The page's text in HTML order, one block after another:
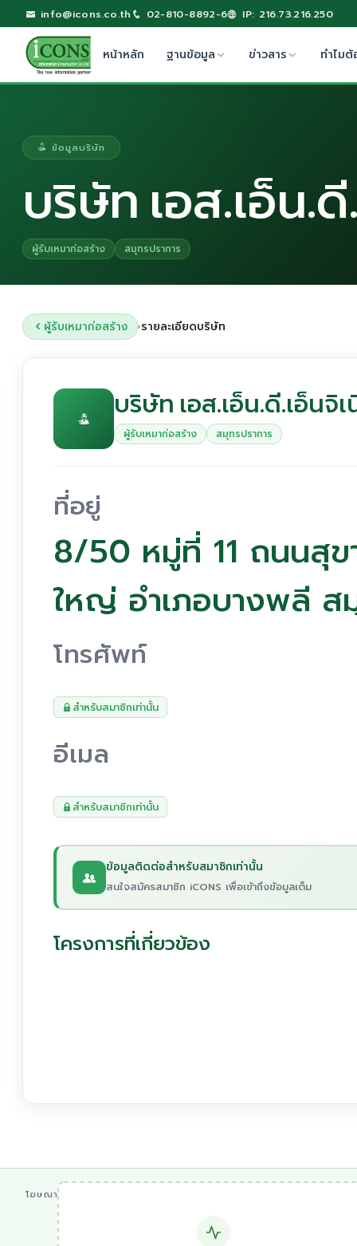
info@icons.co.th 02-810-8892-6 IP: 216.73.216.250
หน้าหลัก ฐานข้อมูล ข่าวสาร ทำไมต้
ข้อมูลบริษัท
บริษัท เอส.เอ็น.
ผู้รับเหมาก่อสร้าง สมุทรปราการ
ผู้รับเหมาก่อสร้าง ›รายละเอียดบริษัท
บริษัท เอส.เอ็น.ดี.เอ็นจิ
ผู้รับเหมาก่อสร้าง สมุทรปราการ
ที่อยู่
8/50 หมู่ที่ 11 ถนนสุ
ใหญ่ อำเภอบางพลี ส
โทรศัพท์
สำหรับสมาชิกเท่านั้น
อีเมล
สำหรับสมาชิกเท่านั้น
ข้อมูลติดต่อสำหรับสมาชิกเท่านั้น
สนใจสมัครสมาชิก iCONS เพื่อเข้าถึงข้อมูลเต็ม
โครงการที่เกี่ยวข้อง
โฆษณา